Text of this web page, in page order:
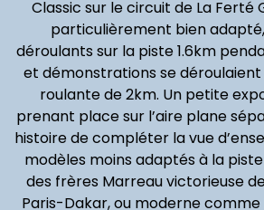
motion
Classic sur le circuit de La Ferté
particulièrement bien adapté,
déroulants sur la piste 1.6km
et démonstrations se
roulante de 2km. Un petite
prenant place sur l’aire plane
histoire de compléter la vue
modèles moins adaptés à la
des frères Marreau victorieuse de
Paris-Dakar, ou moderne